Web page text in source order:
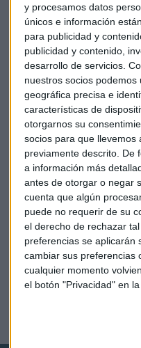
y procesamos datos
únicos e información
para publicidad y
publicidad y contenido,
desarrollo de servicios.
nuestros socios podemos
geográfica precisa e
características de
otorgarnos su
socios para que llevemos
previamente descrito. De
a información más
antes de otorgar o negar
cuenta que algún
puede no requerir de su
el derecho de rechazar
preferencias se aplicarán
cambiar sus preferencias
cualquier momento
el botón "Privacidad" en
FORO ICEX 2026
CESCE: "Sin
internacionalización"
Guillermo Luna
OTRAS NOTICIAS